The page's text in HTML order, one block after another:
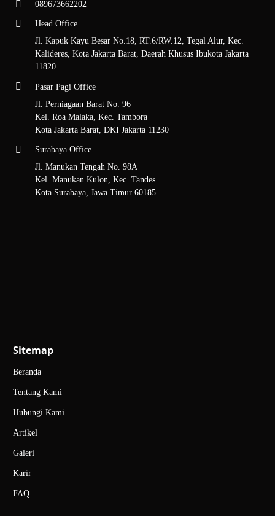
089673662202
Head Office
Jl. Kapuk Kayu Besar No.18, RT.6/RW.12, Tegal Alur, Kec.
Kalideres, Kota Jakarta Barat, Daerah Khusus Ibukota Jakarta
11820
Pasar Pagi Office
Jl. Perniagaan Barat No. 96
Kel. Roa Malaka, Kec. Tambora
Kota Jakarta Barat, DKI Jakarta 11230
Surabaya Office
Jl. Manukan Tengah No. 98A
Kel. Manukan Kulon, Kec. Tandes
Kota Surabaya, Jawa Timur 60185
Sitemap
Beranda
Tentang Kami
Hubungi Kami
Artikel
Galeri
Karir
FAQ